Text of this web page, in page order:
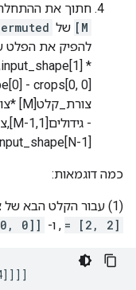
חתוך את
M]
של
*
1]]
כמה דוגמאות:
(1) עבור הקלט הבא של צורה
= [2, 2] , ו- 0]]